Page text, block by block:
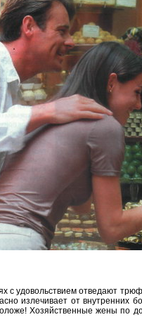
излечивает от внутренних
Хозяйственные жены по